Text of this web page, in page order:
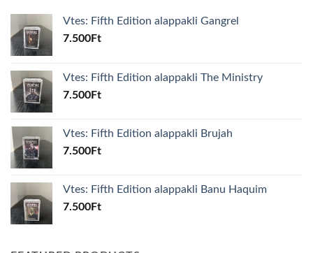
Vtes: Fifth Edition alappakli Gangrel
7.500Ft
Vtes: Fifth Edition alappakli The Ministry
7.500Ft
Vtes: Fifth Edition alappakli Brujah
7.500Ft
Vtes: Fifth Edition alappakli Banu Haquim
7.500Ft